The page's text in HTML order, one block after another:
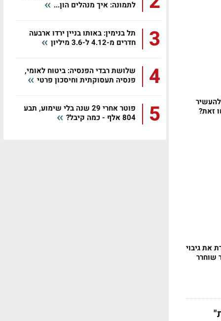
להעשיר
זאת?
את גיבוי
שוחרר
לתמונה: איך מנהלים הון...
3
תל בנימין: באותו בניין ירדו ארבעה
חדרים מ-4.12 ל-3.6 מיליון
4
שלושת רבדי הפנסיה: ביטוח לאומי,
פנסיה תעסוקתית וחיסכון פרטי
5
פוטר אחרי 29 שנה בלי שימוע, תבע
804 אלף - כמה קיבל?